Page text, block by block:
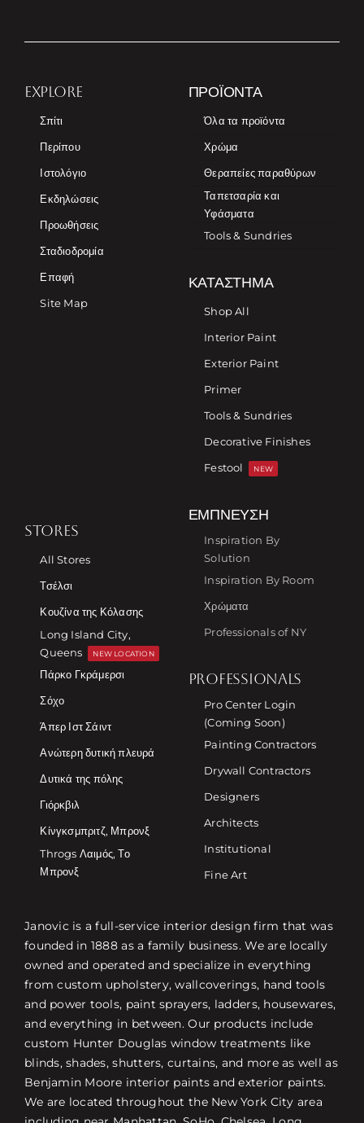
EXPLORE
Σπίτι
Περίπου
Ιστολόγιο
Εκδηλώσεις
Προωθήσεις
Σταδιοδρομία
Επαφή
Site Map
ΠΡΟΪΌΝΤΑ
Όλα τα προϊόντα
Χρώμα
Θεραπείες παραθύρων
Ταπετσαρία και
Υφάσματα
Tools & Sundries
ΚΑΤΆΣΤΗΜΑ
Shop All
Interior Paint
Exterior Paint
Primer
Tools & Sundries
Decorative Finishes
Festool
NEW
STORES
All Stores
Τσέλσι
Κουζίνα της Κόλασης
Long Island City,
Queens
NEW LOCATION
Πάρκο Γκράμερσι
Σόχο
Άπερ Ιστ Σάιντ
Ανώτερη δυτική πλευρά
Δυτικά της πόλης
Γιόρκβιλ
Κίνγκσμπριτζ, Μπρονξ
Throgs Λαιμός, Το
Μπρονξ
ΈΜΠΝΕΥΣΗ
Inspiration By
Solution
Inspiration By Room
Χρώματα
Professionals of NY
PROFESSIONALS
Pro Center Login
(Coming Soon)
Painting Contractors
Drywall Contractors
Designers
Architects
Institutional
Fine Art
Janovic is a full-service interior design firm that was
founded in 1888 as a family business. We are locally
owned and operated and specialize in everything
from custom upholstery, wallcoverings, hand tools
and power tools, paint sprayers, ladders, housewares,
and everything in between. Our products include
custom Hunter Douglas window treatments like
blinds, shades, shutters, curtains, and more as well as
Benjamin Moore interior paints and exterior paints.
We are located throughout the New York City area